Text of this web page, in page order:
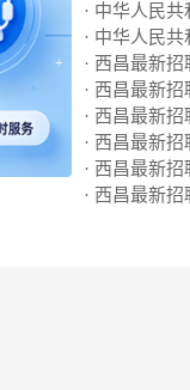
· 中华人民
· 中华人民
· 西昌最新
· 西昌最新
· 西昌最新
· 西昌最新
· 西昌最新
· 西昌最新